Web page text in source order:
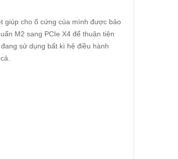
giúp cho ổ cứng của mình được bảo
M2 sang PCIe X4 để thuận tiện
sử dụng bất kì hệ điều hành